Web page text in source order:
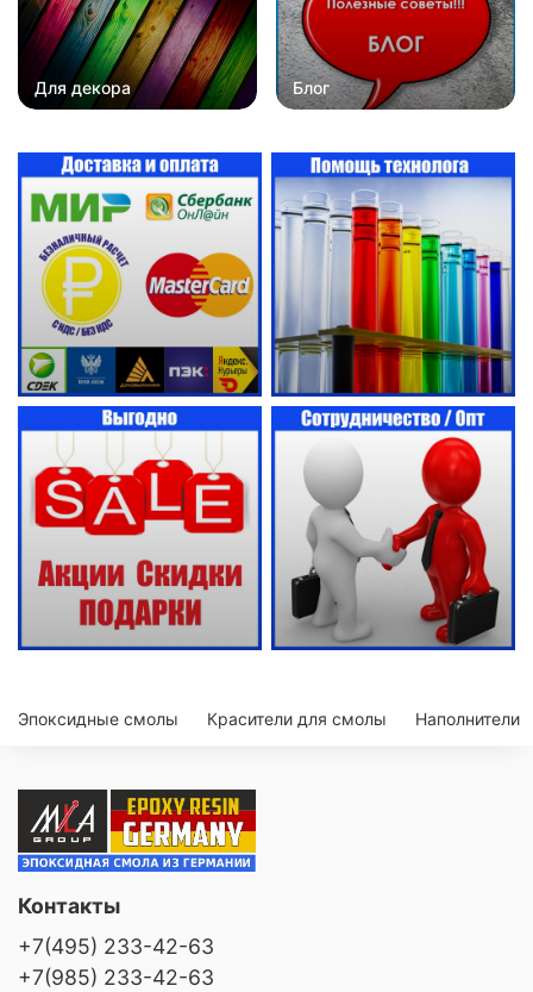
Для декора Блог
Эпоксидные смолы Красители для смолы Наполнители
Контакты
+7(495) 233-42-63
+7(985) 233-42-63